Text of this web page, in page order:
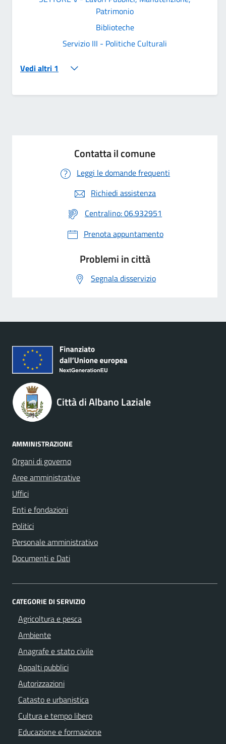
Patrimonio
Biblioteche
Servizio III - Politiche Culturali
Vedi altri 1
Contatta il comune
Leggi le domande frequenti
Richiedi assistenza
Centralino: 06.932951
Prenota appuntamento
Problemi in città
Segnala disservizio
Città di Albano Laziale
AMMINISTRAZIONE
Organi di governo
Aree amministrative
Uffici
Enti e fondazioni
Politici
Personale amministrativo
Documenti e Dati
CATEGORIE DI SERVIZIO
Agricoltura e pesca
Ambiente
Anagrafe e stato civile
Appalti pubblici
Autorizzazioni
Catasto e urbanistica
Cultura e tempo libero
Educazione e formazione